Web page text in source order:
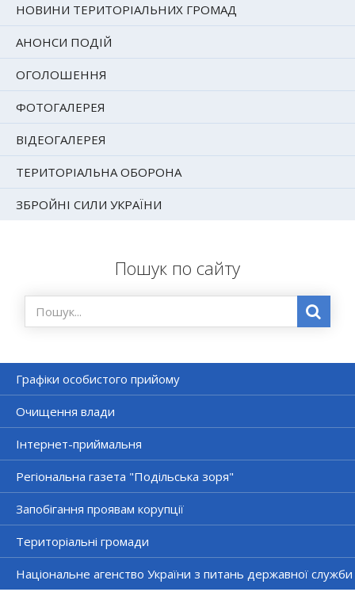
НОВИНИ ТЕРИТОРІАЛЬНИХ ГРОМАД
АНОНСИ ПОДІЙ
ОГОЛОШЕННЯ
ФОТОГАЛЕРЕЯ
ВІДЕОГАЛЕРЕЯ
ТЕРИТОРІАЛЬНА ОБОРОНА
ЗБРОЙНІ СИЛИ УКРАЇНИ
Пошук по сайту
Графіки особистого прийому
Очищення влади
Інтернет-приймальня
Регіональна газета "Подільська зоря"
Запобігання проявам корупції
Територіальні громади
Національне агенство України з питань державної служби